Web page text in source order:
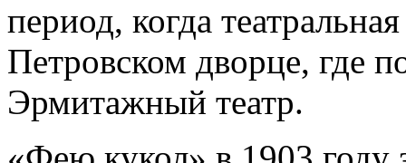
период, когда
Петровском дворце, где
Эрмитажный театр.